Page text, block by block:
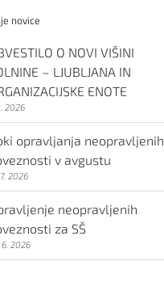
novice
O NOVI VIŠINI
– LJUBLJANA IN
ENOTE
2026
opravljanja neopravljenih
v avgustu
7. 2026
neopravljenih
za SŠ
6. 2026